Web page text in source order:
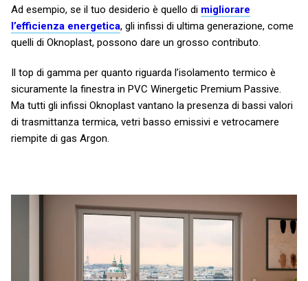
Ad esempio, se il tuo desiderio è quello di migliorare
l’efficienza energetica, gli infissi di ultima generazione, come
quelli di Oknoplast, possono dare un grosso contributo.
Il top di gamma per quanto riguarda l’isolamento termico è
sicuramente la finestra in PVC Winergetic Premium Passive.
Ma tutti gli infissi Oknoplast vantano la presenza di bassi valori
di trasmittanza termica, vetri basso emissivi e vetrocamere
riempite di gas Argon.